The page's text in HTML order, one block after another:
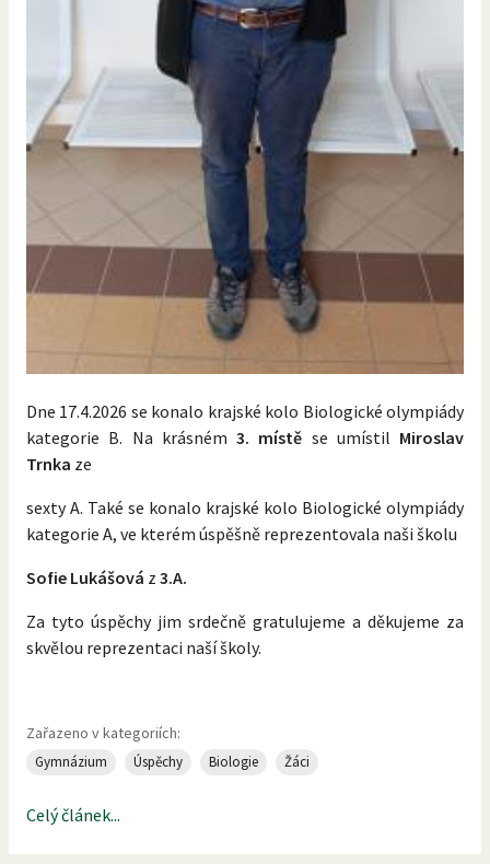
Dne 17.4.2026 se konalo krajské kolo Biologické olympiády
kategorie B. Na krásném 3. místě se umístil Miroslav
Trnka ze
sexty A. Také se konalo krajské kolo Biologické olympiády
kategorie A, ve kterém úspěšně reprezentovala naši školu
Sofie Lukášová z 3.A.
Za tyto úspěchy jim srdečně gratulujeme a děkujeme za
skvělou reprezentaci naší školy.
Zařazeno v kategoriích:
Gymnázium Úspěchy Biologie Žáci
Celý článek...